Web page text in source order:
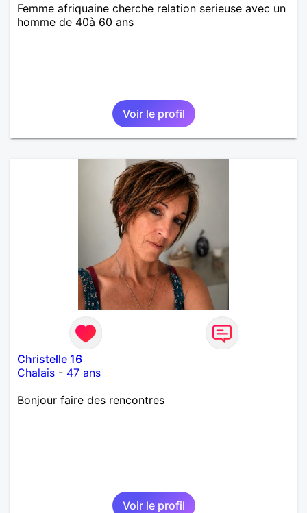
Femme afriquaine cherche relation serieuse avec un
homme de 40à 60 ans
Voir le profil
Christelle 16
Chalais - 47 ans
Bonjour faire des rencontres
Voir le profil